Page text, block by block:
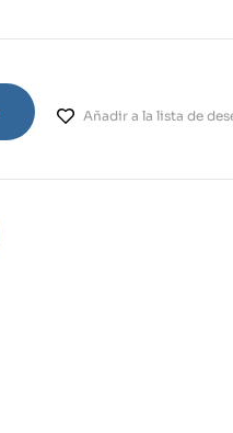
Añadir a la lista de